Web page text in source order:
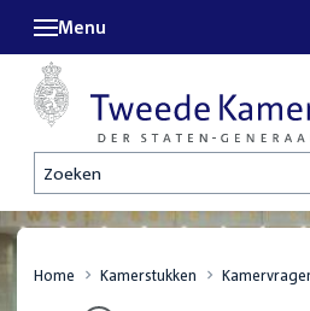
Zoeken
Menu
Home Kamerstukken